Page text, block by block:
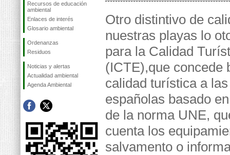
Recursos de educación
ambiental
Enlaces de interés
Glosario ambiental
Ordenanzas
Residuos
Noticias y alertas
Actualidad ambiental
Agenda Ambiental
Otro distintivo de
nuestras playas lo
para la Calidad
(ICTE),que concede
calidad turística a
españolas basado
de la norma UNE,
cuenta los
salvamento o